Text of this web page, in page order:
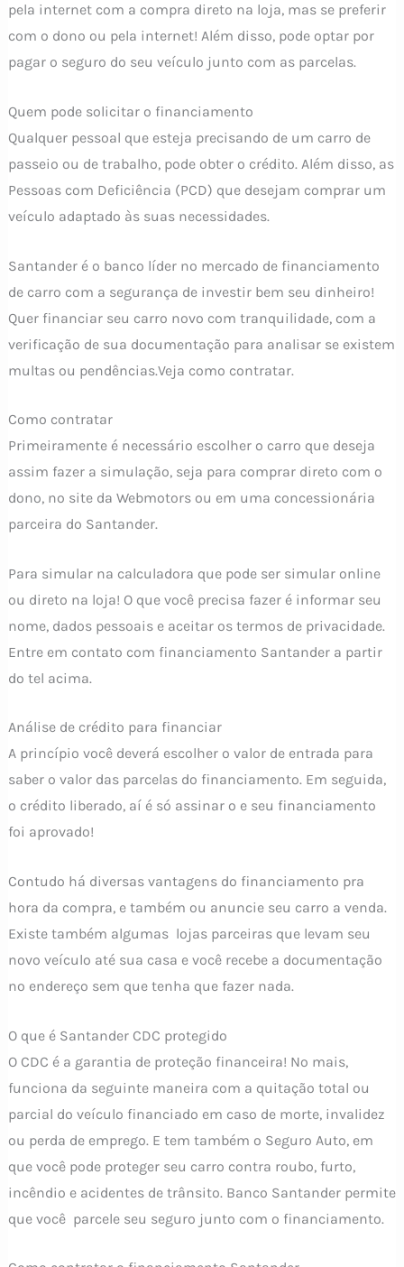
pela internet com a compra direto na loja, mas se preferir
com o dono ou pela internet! Além disso, pode optar por
pagar o seguro do seu veículo junto com as parcelas.
Quem pode solicitar o financiamento
Qualquer pessoal que esteja precisando de um carro de
passeio ou de trabalho, pode obter o crédito. Além disso, as
Pessoas com Deficiência (PCD) que desejam comprar um
veículo adaptado às suas necessidades.
Santander é o banco líder no mercado de financiamento
de carro com a segurança de investir bem seu dinheiro!
Quer financiar seu carro novo com tranquilidade, com a
verificação de sua documentação para analisar se existem
multas ou pendências.Veja como contratar.
Como contratar
Primeiramente é necessário escolher o carro que deseja
assim fazer a simulação, seja para comprar direto com o
dono, no site da Webmotors ou em uma concessionária
parceira do Santander.
Para simular na calculadora que pode ser simular online
ou direto na loja! O que você precisa fazer é informar seu
nome, dados pessoais e aceitar os termos de privacidade.
Entre em contato com financiamento Santander a partir
do tel acima.
Análise de crédito para financiar
A princípio você deverá escolher o valor de entrada para
saber o valor das parcelas do financiamento. Em seguida,
o crédito liberado, aí é só assinar o e seu financiamento
foi aprovado!
Contudo há diversas vantagens do financiamento pra
hora da compra, e também ou anuncie seu carro a venda.
Existe também algumas lojas parceiras que levam seu
novo veículo até sua casa e você recebe a documentação
no endereço sem que tenha que fazer nada.
O que é Santander CDC protegido
O CDC é a garantia de proteção financeira! No mais,
funciona da seguinte maneira com a quitação total ou
parcial do veículo financiado em caso de morte, invalidez
ou perda de emprego. E tem também o Seguro Auto, em
que você pode proteger seu carro contra roubo, furto,
incêndio e acidentes de trânsito. Banco Santander permite
que você parcele seu seguro junto com o financiamento.